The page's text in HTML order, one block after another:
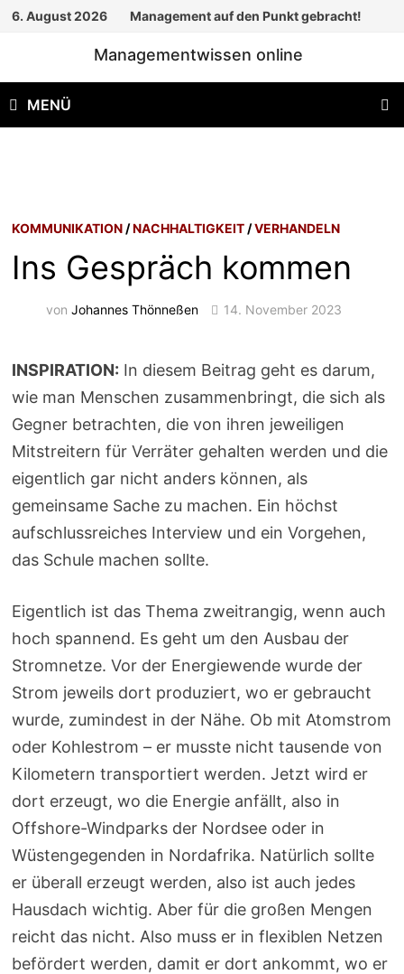
Zum
6. August 2026 Management auf den Punkt gebracht!
Managementwissen online
MENÜ
KOMMUNIKATION /NACHHALTIGKEIT /VERHANDELN
Ins Gespräch kommen
vonJohannes Thönneßen 14. November 2023
INSPIRATION: In diesem Beitrag geht es darum,
wie man Menschen zusammenbringt, die sich als
Gegner betrachten, die von ihren jeweiligen
Mitstreitern für Verräter gehalten werden und die
eigentlich gar nicht anders können, als
gemeinsame Sache zu machen. Ein höchst
aufschlussreiches Interview und ein Vorgehen,
das Schule machen sollte.
Eigentlich ist das Thema zweitrangig, wenn auch
hoch spannend. Es geht um den Ausbau der
Stromnetze. Vor der Energiewende wurde der
Strom jeweils dort produziert, wo er gebraucht
wurde, zumindest in der Nähe. Ob mit Atomstrom
oder Kohlestrom – er musste nicht tausende von
Kilometern transportiert werden. Jetzt wird er
dort erzeugt, wo die Energie anfällt, also in
Offshore-Windparks der Nordsee oder in
Wüstengegenden in Nordafrika. Natürlich sollte
er überall erzeugt werden, also ist auch jedes
Hausdach wichtig. Aber für die großen Mengen
reicht das nicht. Also muss er in flexiblen Netzen
befördert werden, damit er dort ankommt, wo er